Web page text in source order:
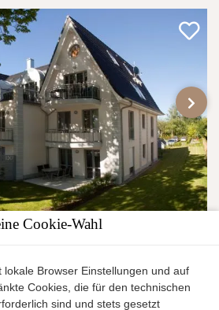
›
Cookie-Wahl
lokale Browser Einstellungen und auf
Cookies, die für den technischen
sind und stets gesetzt